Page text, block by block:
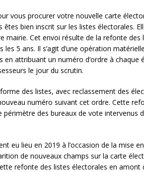
vous procurer votre nouvelle carte
êtes bien inscrit sur les listes électorales.
mairie. Cet envoi résulte de la refonte des
5 ans. Il s’agit d’une opération
en attribuant un numéro d’ordre à chaque
le jour du scrutin.
des listes, avec reclassement des
numéro suivant cet ordre. Cette
des bureaux de vote intervenus
eu lieu en 2019 à l’occasion de la mise
de nouveaux champs sur la carte
refonte des listes électorales en amont